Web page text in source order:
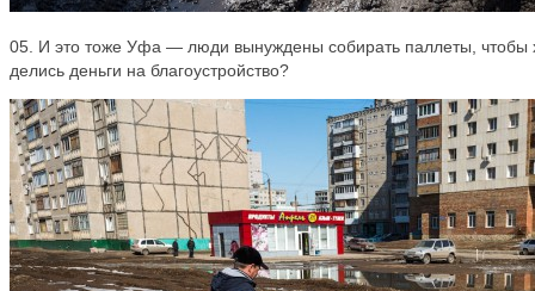
05. И это тоже Уфа — люди вынуждены собирать паллеты, чтобы
делись деньги на благоустройство?